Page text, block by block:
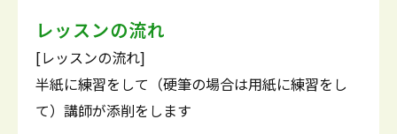
レッスンの流れ
[レッスンの流れ]
半紙に練習をして（硬筆の場合は用紙に練習をし
て）講師が添削をします